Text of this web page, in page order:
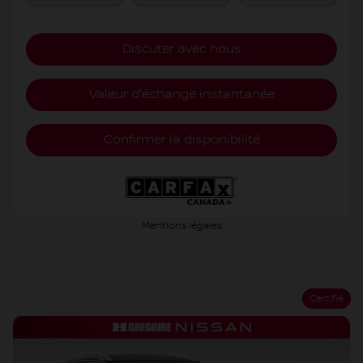
Discuter avec nous
Valeur d'échange instantanée
Confirmer la disponibilité
Mentions légales
Certifié